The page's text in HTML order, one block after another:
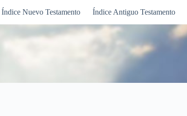
Índice Nuevo Testamento Índice Antiguo Testamento